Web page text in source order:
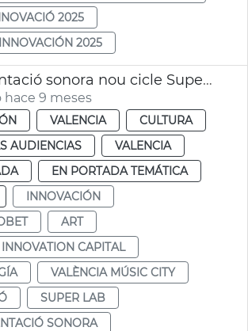
2025
2025
Experimentació sonora nou cicle Super·Lab
9 meses
VALENCIA
CULTURA
AUDIENCIAS
VALENCIA
EN PORTADA TEMÁTICA
INNOVACIÓN
ART
CAPITAL
VALÈNCIA MÚSIC CITY
SUPER LAB
SONORA